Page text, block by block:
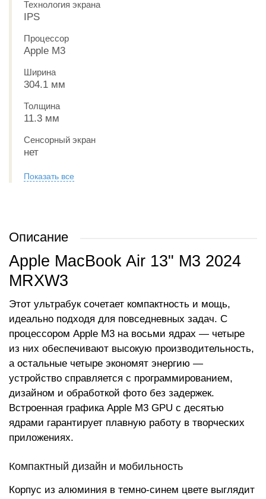
Технология экрана
IPS
Процессор
Apple M3
Ширина
304.1 мм
Толщина
11.3 мм
Сенсорный экран
нет
Показать все
Описание
Apple MacBook Air 13" M3 2024
MRXW3
Этот ультрабук сочетает компактность и мощь,
идеально подходя для повседневных задач. С
процессором Apple M3 на восьми ядрах — четыре
из них обеспечивают высокую производительность,
а остальные четыре экономят энергию —
устройство справляется с программированием,
дизайном и обработкой фото без задержек.
Встроенная графика Apple M3 GPU с десятью
ядрами гарантирует плавную работу в творческих
приложениях.
Компактный дизайн и мобильность
Корпус из алюминия в темно-синем цвете выглядит